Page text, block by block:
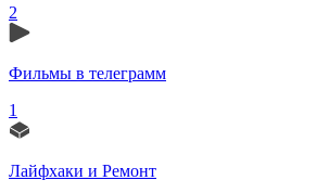
2
Фильмы в телеграмм
1
Лайфхаки и Ремонт